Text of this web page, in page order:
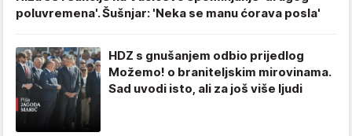
poluvremena'. Šušnjar: 'Neka se manu ćorava posla'
HDZ s gnušanjem odbio prijedlog
Možemo! o braniteljskim mirovinama.
Sad uvodi isto, ali za još više ljudi